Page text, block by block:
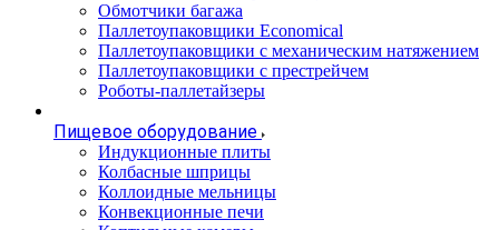
Обмотчики багажа
Паллетоупаковщики Economical
Паллетоупаковщики с механическим натяжением
Паллетоупаковщики с престрейчем
Роботы-паллетайзеры
Пищевое оборудование
Индукционные плиты
Колбасные шприцы
Коллоидные мельницы
Конвекционные печи